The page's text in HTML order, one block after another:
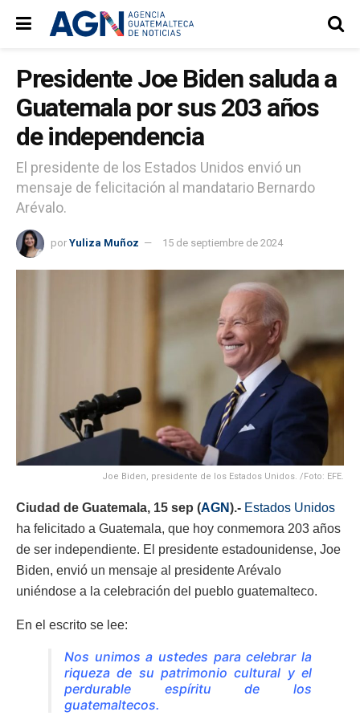
Presidente Joe Biden saluda a
Guatemala por sus 203 años
de independencia
El presidente de los Estados Unidos envió un
mensaje de felicitación al mandatario Bernardo
Arévalo.
por Yuliza Muñoz 15 de septiembre de 2024
Joe Biden, presidente de los Estados Unidos. /Foto: EFE.
Ciudad de Guatemala, 15 sep (AGN).- Estados Unidos
ha felicitado a Guatemala, que hoy conmemora 203 años
de ser independiente. El presidente estadounidense, Joe
Biden, envió un mensaje al presidente Arévalo
uniéndose a la celebración del pueblo guatemalteco.
En el escrito se lee:
Nos unimos a ustedes para celebrar la
riqueza de su patrimonio cultural y el
perdurable espíritu de los
guatemaltecos.